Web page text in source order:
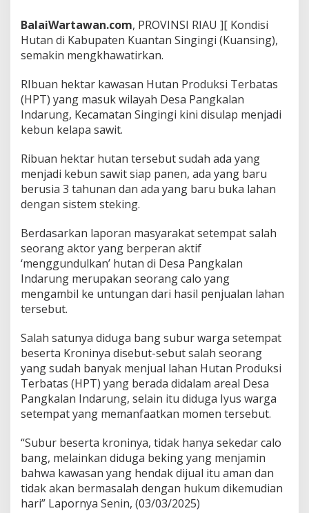
k
a
k
e
j
m
l
h
N
m
a
e
m
i
l
i
k
b
u
n
D
a
l
a
m
a
w
a
s
a
n
BalaiWartawan.com, PROVINSI RIAU ][ Kondisi
Hutan di Kabupaten Kuantan Singingi (Kuansing),
semakin mengkhawatirkan.
RIbuan hektar kawasan Hutan Produksi Terbatas
(HPT) yang masuk wilayah Desa Pangkalan
Indarung, Kecamatan Singingi kini disulap menjadi
kebun kelapa sawit.
Ribuan hektar hutan tersebut sudah ada yang
menjadi kebun sawit siap panen, ada yang baru
berusia 3 tahunan dan ada yang baru buka lahan
dengan sistem steking.
Berdasarkan laporan masyarakat setempat salah
seorang aktor yang berperan aktif
‘menggundulkan’ hutan di Desa Pangkalan
Indarung merupakan seorang calo yang
mengambil ke untungan dari hasil penjualan lahan
tersebut.
Salah satunya diduga bang subur warga setempat
beserta Kroninya disebut-sebut salah seorang
yang sudah banyak menjual lahan Hutan Produksi
Terbatas (HPT) yang berada didalam areal Desa
Pangkalan Indarung, selain itu diduga Iyus warga
setempat yang memanfaatkan momen tersebut.
“Subur beserta kroninya, tidak hanya sekedar calo
bang, melainkan diduga beking yang menjamin
bahwa kawasan yang hendak dijual itu aman dan
tidak akan bermasalah dengan hukum dikemudian
hari” Lapornya Senin, (03/03/2025)